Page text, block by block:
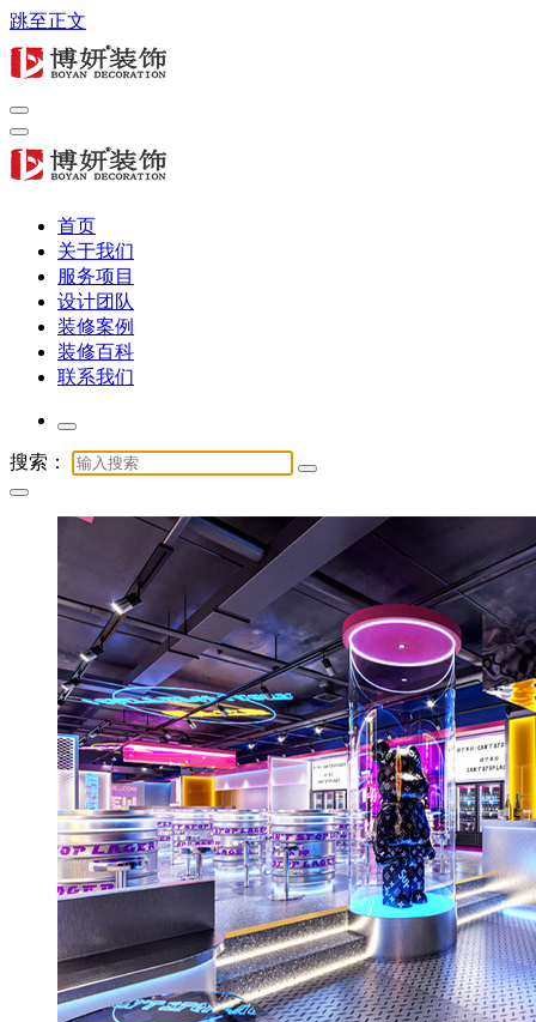
跳至正文
专注商业公装16年，提供办公室、酒店、店铺与展厅全链路服
务
专注商业公装16年，提供办公室、酒店、店铺与展厅全链路服
首页
关于我们
服务项目
设计团队
装修案例
装修百科
联系我们
搜索：